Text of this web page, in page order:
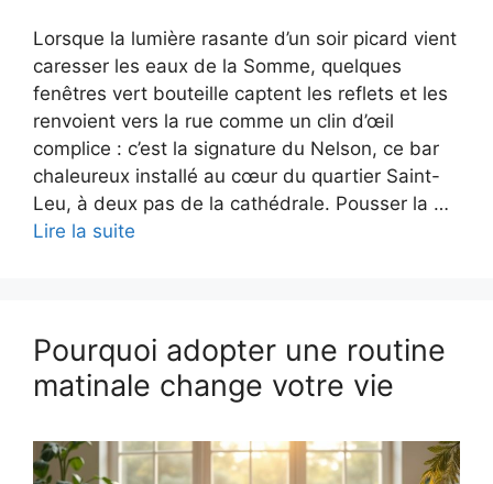
Lorsque la lumière rasante d’un soir picard vient
caresser les eaux de la Somme, quelques
fenêtres vert bouteille captent les reflets et les
renvoient vers la rue comme un clin d’œil
complice : c’est la signature du Nelson, ce bar
chaleureux installé au cœur du quartier Saint-
Leu, à deux pas de la cathédrale. Pousser la …
Lire la suite
Pourquoi adopter une routine
matinale change votre vie